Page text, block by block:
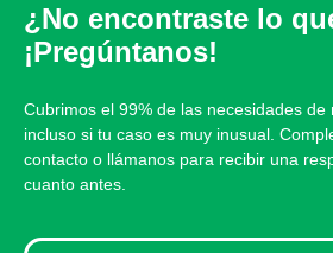
¿No encontraste lo
¡Pregúntanos!
Cubrimos el 99% de las necesidades de
incluso si tu caso es muy inusual.
contacto o llámanos para recibir una
cuanto antes.